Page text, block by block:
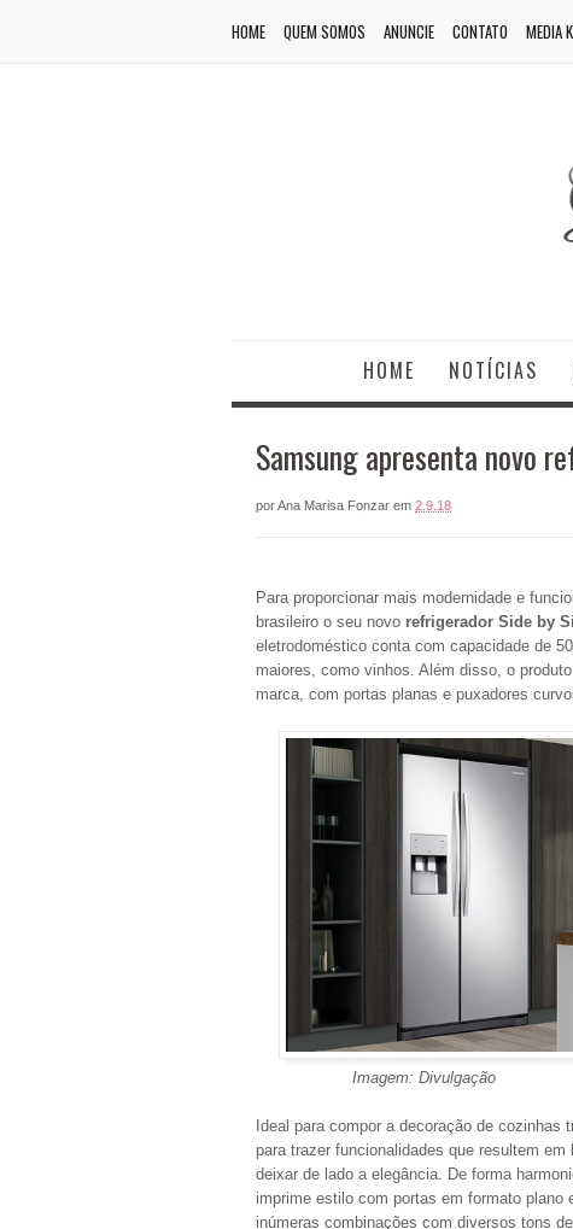
HOME QUEM SOMOS ANUNCIE CONTATO MEDIA
HOME NOTÍCIAS
Samsung apresenta novo
porAna Marisa Fonzar em 2.9.18
Para proporcionar mais modernidade e
brasileiro o seu novo refrigerador Side by
eletrodoméstico conta com capacidade de
maiores, como vinhos. Além disso, o
marca, com portas planas e puxadores
Imagem: Divulgação
Ideal para compor a decoração de
para trazer funcionalidades que resultem
deixar de lado a elegância. De forma
imprime estilo com portas em formato
inúmeras combinações com diversos tons